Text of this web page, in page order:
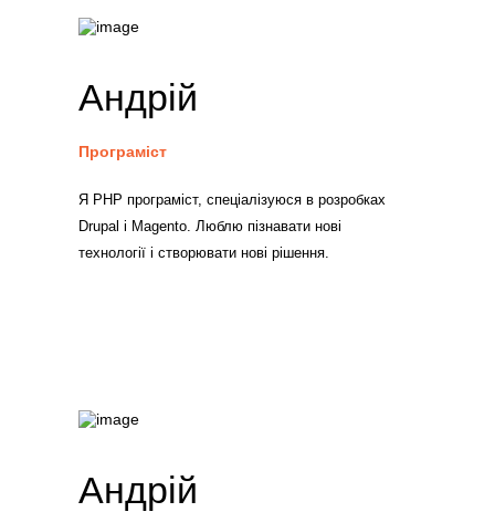
Андрій
Програміст
Я PHP програміст, спеціалізуюся в розробках
Drupal і Magento. Люблю пізнавати нові
технології і створювати нові рішення.
Андрій